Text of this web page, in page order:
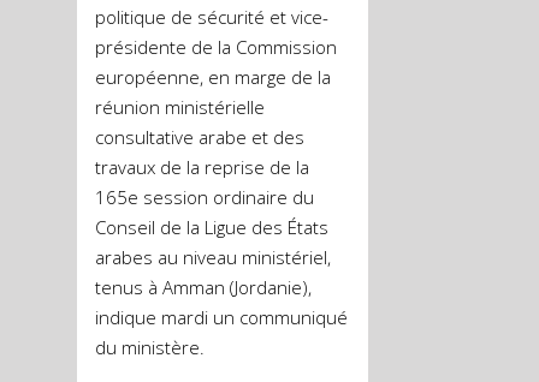
politique de sécurité et vice-
présidente de la Commission
européenne, en marge de la
réunion ministérielle
consultative arabe et des
travaux de la reprise de la
165e session ordinaire du
Conseil de la Ligue des États
arabes au niveau ministériel,
tenus à Amman (Jordanie),
indique mardi un communiqué
du ministère.